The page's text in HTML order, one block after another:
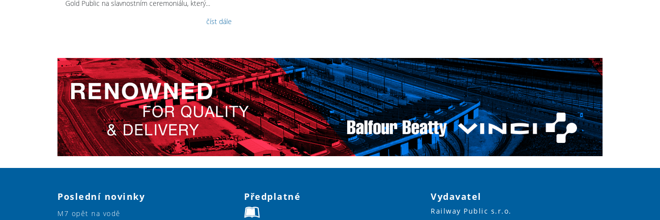
Gold Public na slavnostním ceremoniálu, který...
číst dále
Poslední novinky
M7 opět na vodě
Předplatné Vydavatel
Railway Public s.r.o.